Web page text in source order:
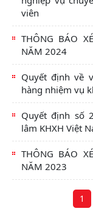
viên
THÔNG BÁO
NĂM 2024
Quyết định về
hàng nhiệm vụ
Quyết định số
lâm KHXH Việt
THÔNG BÁO
NĂM 2023
1